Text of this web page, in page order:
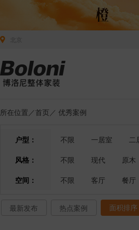
所在位置／首页 ／ 优秀案例
户型： 不限 一居室 二
风格：
不限 现代 原木
空间：
不限 客厅 餐厅
最新发布 热点案例 面积排序